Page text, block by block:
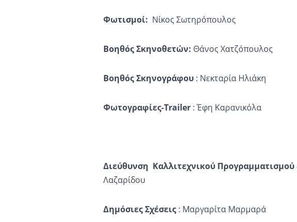
Φωτισμοί: Νίκος Σωτηρόπουλος
Βοηθός Σκηνοθετών: Θάνος Χατζόπουλος
Βοηθός Σκηνογράφου: Νεκταρία Ηλιάκη
Φωτογραφίες-Trailer : Έφη Καρανικόλα
Διεύθυνση Καλλιτεχνικού
Λαζαρίδου
Δημόσιες Σχέσεις : Μαργαρίτα Μαρμαρά